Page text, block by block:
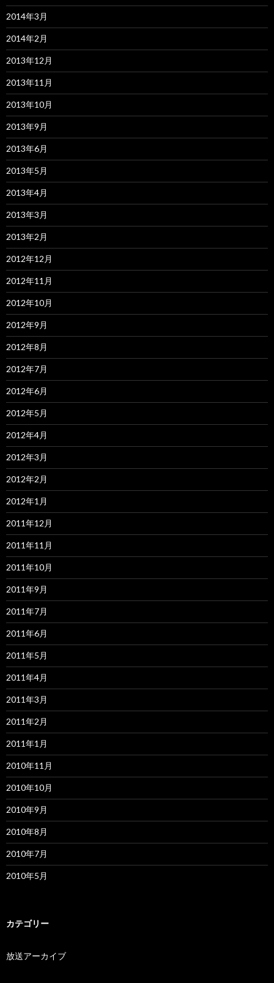
2014年3月
2014年2月
2013年12月
2013年11月
2013年10月
2013年9月
2013年6月
2013年5月
2013年4月
2013年3月
2013年2月
2012年12月
2012年11月
2012年10月
2012年9月
2012年8月
2012年7月
2012年6月
2012年5月
2012年4月
2012年3月
2012年2月
2012年1月
2011年12月
2011年11月
2011年10月
2011年9月
2011年7月
2011年6月
2011年5月
2011年4月
2011年3月
2011年2月
2011年1月
2010年11月
2010年10月
2010年9月
2010年8月
2010年7月
2010年5月
カテゴリー
放送アーカイブ